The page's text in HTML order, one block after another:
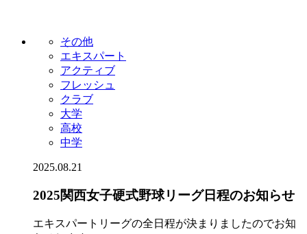
その他
エキスパート
アクティブ
フレッシュ
クラブ
大学
高校
中学
2025.08.21
2025関西女子硬式野球リーグ日程のお知らせ
エキスパートリーグの全日程が決まりましたのでお知